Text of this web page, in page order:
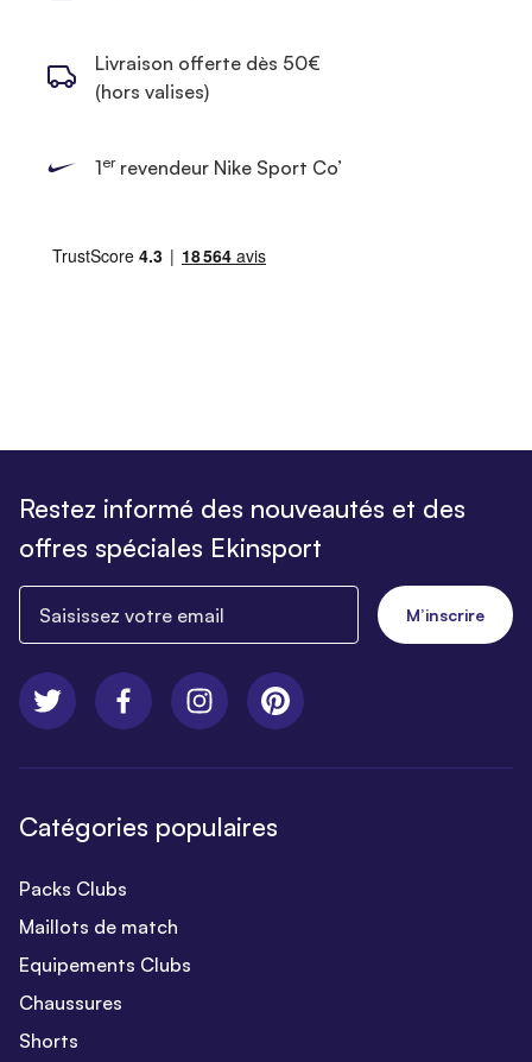
Livraison offerte dès 50€
(hors valises)
1errevendeur Nike Sport Co’
Restez informé des nouveautés et des
offres spéciales Ekinsport
M’inscrire
Catégories populaires
Packs Clubs
Maillots de match
Equipements Clubs
Chaussures
Shorts